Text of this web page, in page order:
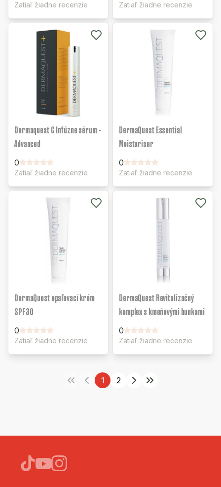
Zatiaľ žiadne recenzie Zatiaľ žiadne recenzie
Dermaquest C Infúzne sérum -
Advanced
0
Zatiaľ žiadne recenzie
DermaQuest Essential
Moisturiser
0
Zatiaľ žiadne recenzie
DermaQuest opaľovací krém
SPF30
0
Zatiaľ žiadne recenzie
DermaQuest Revitalizačný
komplex s kmeňovými bunkami
0
Zatiaľ žiadne recenzie
1 2